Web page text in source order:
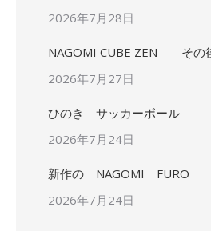
2026年7月28日
NAGOMI CUBE ZEN その
2026年7月27日
ひのき サッカーボール
2026年7月24日
新作の NAGOMI FURO
2026年7月24日